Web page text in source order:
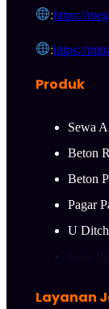
:https://
:https://
Produk
Sewa
Beton
Beton
Pagar
U
Layanan